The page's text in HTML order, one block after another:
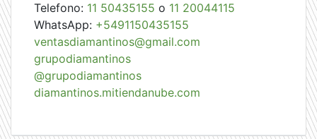
Telefono: 11 50435155 o 11 20044115
WhatsApp: +5491150435155
ventasdiamantinos@gmail.com
grupodiamantinos
@grupodiamantinos
diamantinos.mitiendanube.com